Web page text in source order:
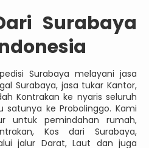
Surabaya
Surabaya melayani jasa
Surabaya, jasa tukar Kantor,
Kontrakan ke nyaris seluruh
satunya ke Probolinggo. Kami
untuk pemindahan rumah,
Kos dari Surabaya,
jalur Darat, Laut dan juga